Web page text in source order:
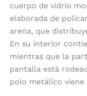
cuerpo de vidrio
elaborada de
arena, que
En su interior
mientras que la
pantalla está
polo metálico viene